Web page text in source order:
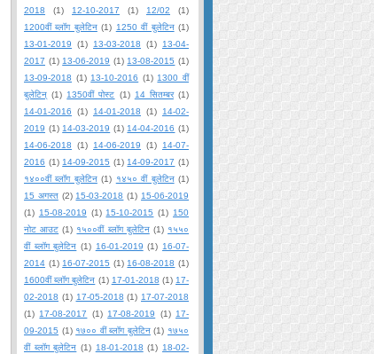
2018
(1) 12-10-2017 (1) 12/02
(1)
1200वीं ब्लॉग बुलेटिन (1) 1250 वीं बुलेटिन (1)
13-01-2019
(1) 13-03-2018 (1) 13-04-
2017 (1) 13-06-2019 (1) 13-08-2015 (1)
13-09-2018 (1) 13-10-2016 (1) 1300 वीं
बुलेटिन् (1) 1350वीं पोस्ट (1) 14 सितम्बर (1)
14-01-2016
(1) 14-01-2018 (1) 14-02-
2019 (1) 14-03-2019 (1) 14-04-2016 (1)
14-06-2018
(1) 14-06-2019 (1) 14-07-
2016 (1) 14-09-2015 (1) 14-09-2017 (1)
१४००वीं ब्लॉग बुलेटिन (1) १४५० वीं बुलेटिन (1)
15 अगस्त (2) 15-03-2018 (1) 15-06-2019
(1) 15-08-2019 (1) 15-10-2015 (1) 150
नोट आउट (1) १५००वीं ब्लॉग बुलेटिन (1) १५५०
वीं ब्लॉग बुलेटिन (1) 16-01-2019 (1) 16-07-
2014 (1) 16-07-2015 (1) 16-08-2018 (1)
1600वीं ब्लॉग बुलेटिन (1) 17-01-2018 (1) 17-
02-2018 (1) 17-05-2018 (1) 17-07-2018
(1) 17-08-2017 (1) 17-08-2019 (1) 17-
09-2015 (1) १७०० वीं ब्लॉग बुलेटिन (1) १७५०
वीं ब्लॉग बुलेटिन (1) 18-01-2018 (1) 18-02-